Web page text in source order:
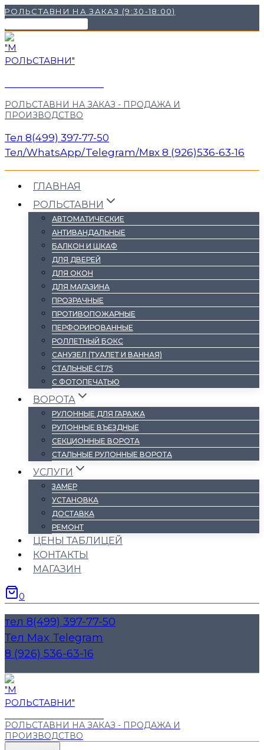
Перейти
к
содержимому
РОЛЬСТАВНИ НА ЗАКАЗ (9:30-18:00)
РОЛЬСТАВНИ НА ЗАКАЗ - ПРОДАЖА И
ПРОИЗВОДСТВО
Тел 8(499) 397-77-50
Тел/WhatsApp/Telegram/Mвх 8 (926)536-63-16
ГЛАВНАЯ
РОЛЬСТАВНИ
АВТОМАТИЧЕСКИЕ
АНТИВАНДАЛЬНЫЕ
БАЛКОН И ШКАФ
ДЛЯ ДВЕРЕЙ
ДЛЯ ОКОН
ДЛЯ МАГАЗИНА
ПРОЗРАЧНЫЕ
ПРОТИВОПОЖАРНЫЕ
ПЕРФОРИРОВАННЫЕ
РОЛЛЕТНЫЙ БОКС
САНУЗЕЛ (ТУАЛЕТ И ВАННАЯ)
СТАЛЬНЫЕ СТ75
С ФОТОПЕЧАТЬЮ
ВОРОТА
РУЛОННЫЕ ДЛЯ ГАРАЖА
РУЛОННЫЕ ВЪЕЗДНЫЕ
СЕКЦИОННЫЕ ВОРОТА
СТАЛЬНЫЕ РУЛОННЫЕ ВОРОТА
УСЛУГИ
ЗАМЕР
УСТАНОВКА
ДОСТАВКА
РЕМОНТ
ЦЕНЫ ТАБЛИЦЕЙ
КОНТАКТЫ
МАГАЗИН
0
тел 8(499) 397-77-50
Тел Max Telegram
8 (926) 536-63-16
РОЛЬСТАВНИ НА ЗАКАЗ - ПРОДАЖА И
ПРОИЗВОДСТВО